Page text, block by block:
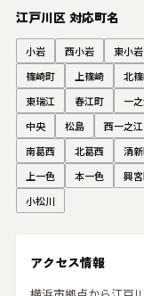
江戸川区 対応町名
小岩 西小岩 東小岩
篠崎町
上篠崎 北
東瑞江
春江町 一
中央
松島 西一之江
南葛西
北葛西 清
上一色
本一色 興
小松川
アクセス情報